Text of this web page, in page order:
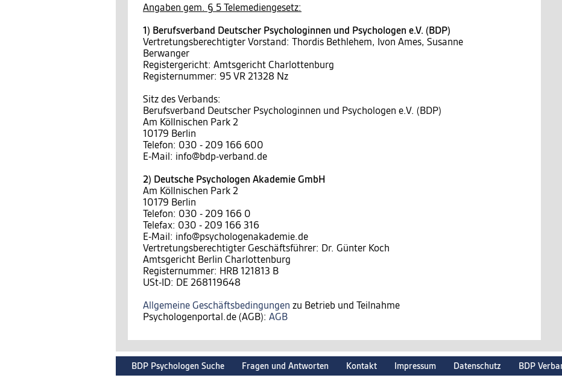
Angaben gem. § 5 Telemediengesetz:
1) Berufsverband Deutscher Psychologinnen und Psychologen e.V. (BDP)
Vertretungsberechtigter Vorstand: Thordis Bethlehem, Ivon Ames, Susanne
Berwanger
Registergericht: Amtsgericht Charlottenburg
Registernummer: 95 VR 21328 Nz
Sitz des Verbands:
Berufsverband Deutscher Psychologinnen und Psychologen e.V. (BDP)
Am Köllnischen Park 2
10179 Berlin
Telefon: 030 - 209 166 600
E-Mail: info@bdp-verband.de
2) Deutsche Psychologen Akademie GmbH
Am Köllnischen Park 2
10179 Berlin
Telefon: 030 - 209 166 0
Telefax: 030 - 209 166 316
E-Mail: info@psychologenakademie.de
Vertretungsberechtigter Geschäftsführer: Dr. Günter Koch
Amtsgericht Berlin Charlottenburg
Registernummer: HRB 121813 B
USt-ID: DE 268119648
Allgemeine Geschäftsbedingungen zu Betrieb und Teilnahme
Psychologenportal.de (AGB): AGB
BDP Psychologen Suche Fragen und Antworten Kontakt Impressum Datenschutz BDP